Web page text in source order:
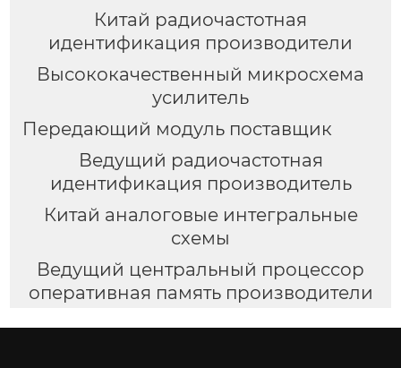
Китай радиочастотная
идентификация производители
Высококачественный микросхема
усилитель
Передающий модуль поставщик
Ведущий радиочастотная
идентификация производитель
Китай аналоговые интегральные
схемы
Ведущий центральный процессор
оперативная память производители